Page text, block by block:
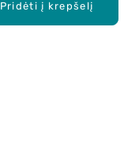
Pridėti į krepšelį